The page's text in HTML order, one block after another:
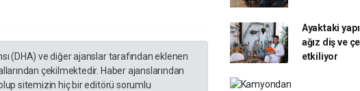
(DHA) ve diğer ajanslar tarafından eklenen
çekilmektedir. Haber ajanslarından
sitemizin hiç bir editörü sorumlu
Ayaktaki
ağız diş ve
etkiliyor